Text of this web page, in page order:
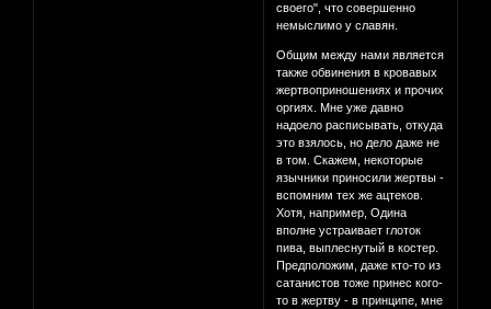
своего", что совершенно
немыслимо у славян.
Общим между нами является
также обвинения в кровавых
жертвоприношениях и прочих
оргиях. Мне уже давно
надоело расписывать, откуда
это взялось, но дело даже не
в том. Скажем, некоторые
язычники приносили жертвы -
вспомним тех же ацтеков.
Хотя, например, Одина
вполне устраивает глоток
пива, выплеснутый в костер.
Предположим, даже кто-то из
сатанистов тоже принес кого-
то в жертву - в принципе, мне